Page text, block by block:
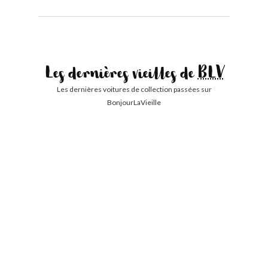
Les dernières vieilles deBLV
Les dernières voitures de collection passées sur
BonjourLaVieille